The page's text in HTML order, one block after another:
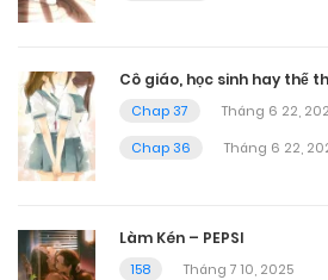
Cô giáo, học sinh hay thế
Chap 37
Tháng 6 22,
Chap 36
Tháng 6 22,
Làm Kén – PEPSI
158
Tháng 7 10, 2025